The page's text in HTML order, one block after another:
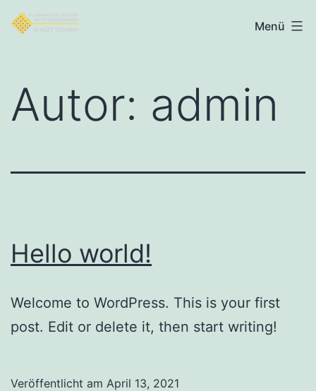
Zum
Inhalt
Fliesenverlegung
GmbH
Menü
Autor: admin
Hello world!
Welcome to WordPress. This is your first
post. Edit or delete it, then start writing!
Veröffentlicht am April 13, 2021